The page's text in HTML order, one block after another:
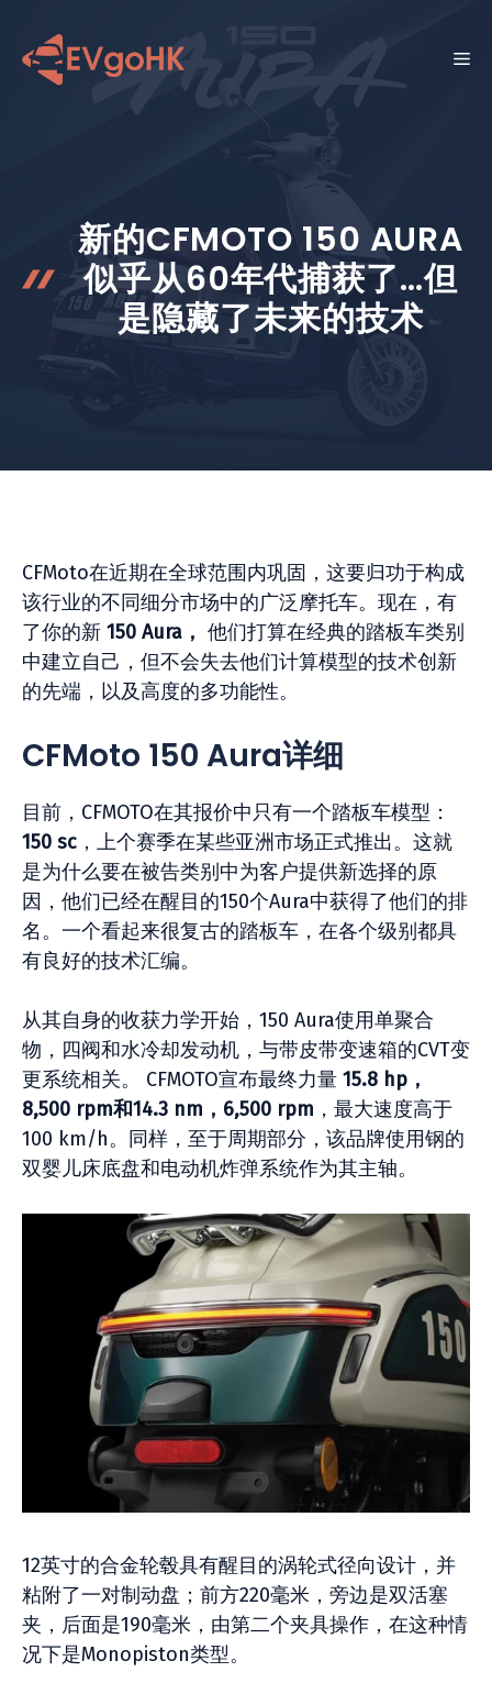
菜
新的CFMOTO 150 AURA
似乎从60年代捕获了…但
是隐藏了未来的技术
CFMoto在近期在全球范围内巩固，这要归功于构成
该行业的不同细分市场中的广泛摩托车。现在，有
了你的新 150 Aura， 他们打算在经典的踏板车类别
中建立自己，但不会失去他们计算模型的技术创新
的先端，以及高度的多功能性。
CFMoto 150 Aura详细
目前，CFMOTO在其报价中只有一个踏板车模型：
150 sc ，上个赛季在某些亚洲市场正式推出。这就
是为什么要在被告类别中为客户提供新选择的原
因，他们已经在醒目的150个Aura中获得了他们的排
名。一个看起来很复古的踏板车，在各个级别都具
有良好的技术汇编。
从其自身的收获力学开始，150 Aura使用单聚合
物，四阀和水冷却发动机，与带皮带变速箱的CVT变
更系统相关。 CFMOTO宣布最终力量 15.8 hp，
8,500 rpm和14.3 nm，6,500 rpm ，最大速度高于
100 km/h。同样，至于周期部分，该品牌使用钢的
双婴儿床底盘和电动机炸弹系统作为其主轴。
12英寸的合金轮毂具有醒目的涡轮式径向设计，并
粘附了一对制动盘；前方220毫米，旁边是双活塞
夹，后面是190毫米，由第二个夹具操作，在这种情
况下是Monopiston类型。